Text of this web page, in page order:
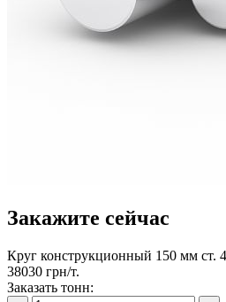
Закажите сейчас
Круг конструкционный 150 мм ст.
38030 грн/т.
Заказать тонн: